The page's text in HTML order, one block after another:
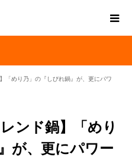
「めり乃」の『しびれ鍋』が、更にパワ
ンド鍋】「めり
が、更にパワー